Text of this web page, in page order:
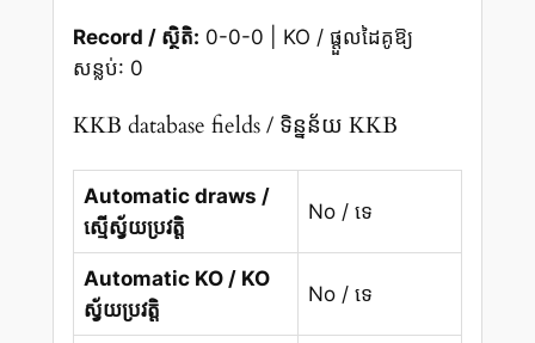
Record / ស្ថិតិ: 0-0-0 | KO / ផ្តួលដៃគូឱ្យ
សន្លប់: 0
KKB database fields / ទិន្នន័យ KKB
Automatic draws /
ស្មើស្វ័យប្រវត្តិ
No / ទេ
Automatic KO / KO
ស្វ័យប្រវត្តិ
No / ទេ